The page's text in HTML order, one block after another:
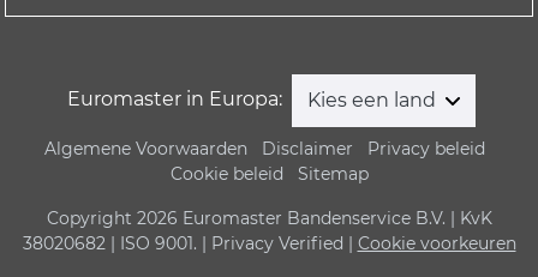
Euromaster in Europa: Kies een land
Algemene Voorwaarden Disclaimer
Privacy beleid
Cookie beleid
Sitemap
Copyright 2026 Euromaster Bandenservice B.V. | KvK
38020682 | ISO 9001. | Privacy Verified | Cookie voorkeuren